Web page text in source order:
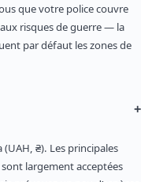
que votre police couvre
risques de guerre — la
par défaut les zones de
+
₴). Les principales
largement acceptées